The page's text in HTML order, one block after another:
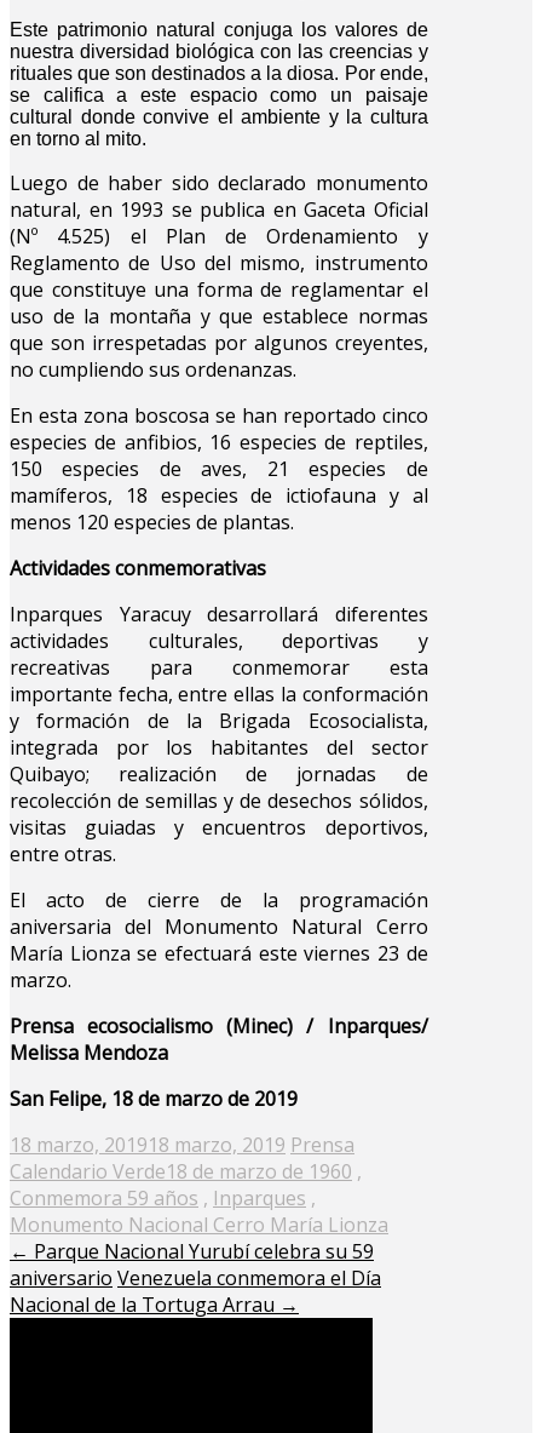
Este patrimonio natural conjuga los valores de
nuestra diversidad biológica con las creencias y
rituales que son destinados a la diosa. Por ende,
se califica a este espacio como un paisaje
cultural donde convive el ambiente y la cultura
en torno al mito.
Luego de haber sido declarado monumento
natural, en 1993 se publica en Gaceta Oficial
(Nº 4.525) el Plan de Ordenamiento y
Reglamento de Uso del mismo, instrumento
que constituye una forma de reglamentar el
uso de la montaña y que establece normas
que son irrespetadas por algunos creyentes,
no cumpliendo sus ordenanzas.
En esta zona boscosa se han reportado cinco
especies de anfibios, 16 especies de reptiles,
150 especies de aves, 21 especies de
mamíferos, 18 especies de ictiofauna y al
menos 120 especies de plantas.
Actividades conmemorativas
Inparques Yaracuy desarrollará diferentes
actividades culturales, deportivas y
recreativas para conmemorar esta
importante fecha, entre ellas la conformación
y formación de la Brigada Ecosocialista,
integrada por los habitantes del sector
Quibayo; realización de jornadas de
recolección de semillas y de desechos sólidos,
visitas guiadas y encuentros deportivos,
entre otras.
El acto de cierre de la programación
aniversaria del Monumento Natural Cerro
María Lionza se efectuará este viernes 23 de
marzo.
Prensa ecosocialismo (Minec) / Inparques/
Melissa Mendoza
San Felipe, 18 de marzo de 2019
Posted
on
18 marzo, 201918 marzo, 2019 Prensa
Calendario Verde18 de marzo de 1960 ,
Conmemora 59 años , Inparques ,
Monumento Nacional Cerro María Lionza
← Parque Nacional Yurubí celebra su 59
aniversario Venezuela conmemora el Día
Nacional de la Tortuga Arrau →